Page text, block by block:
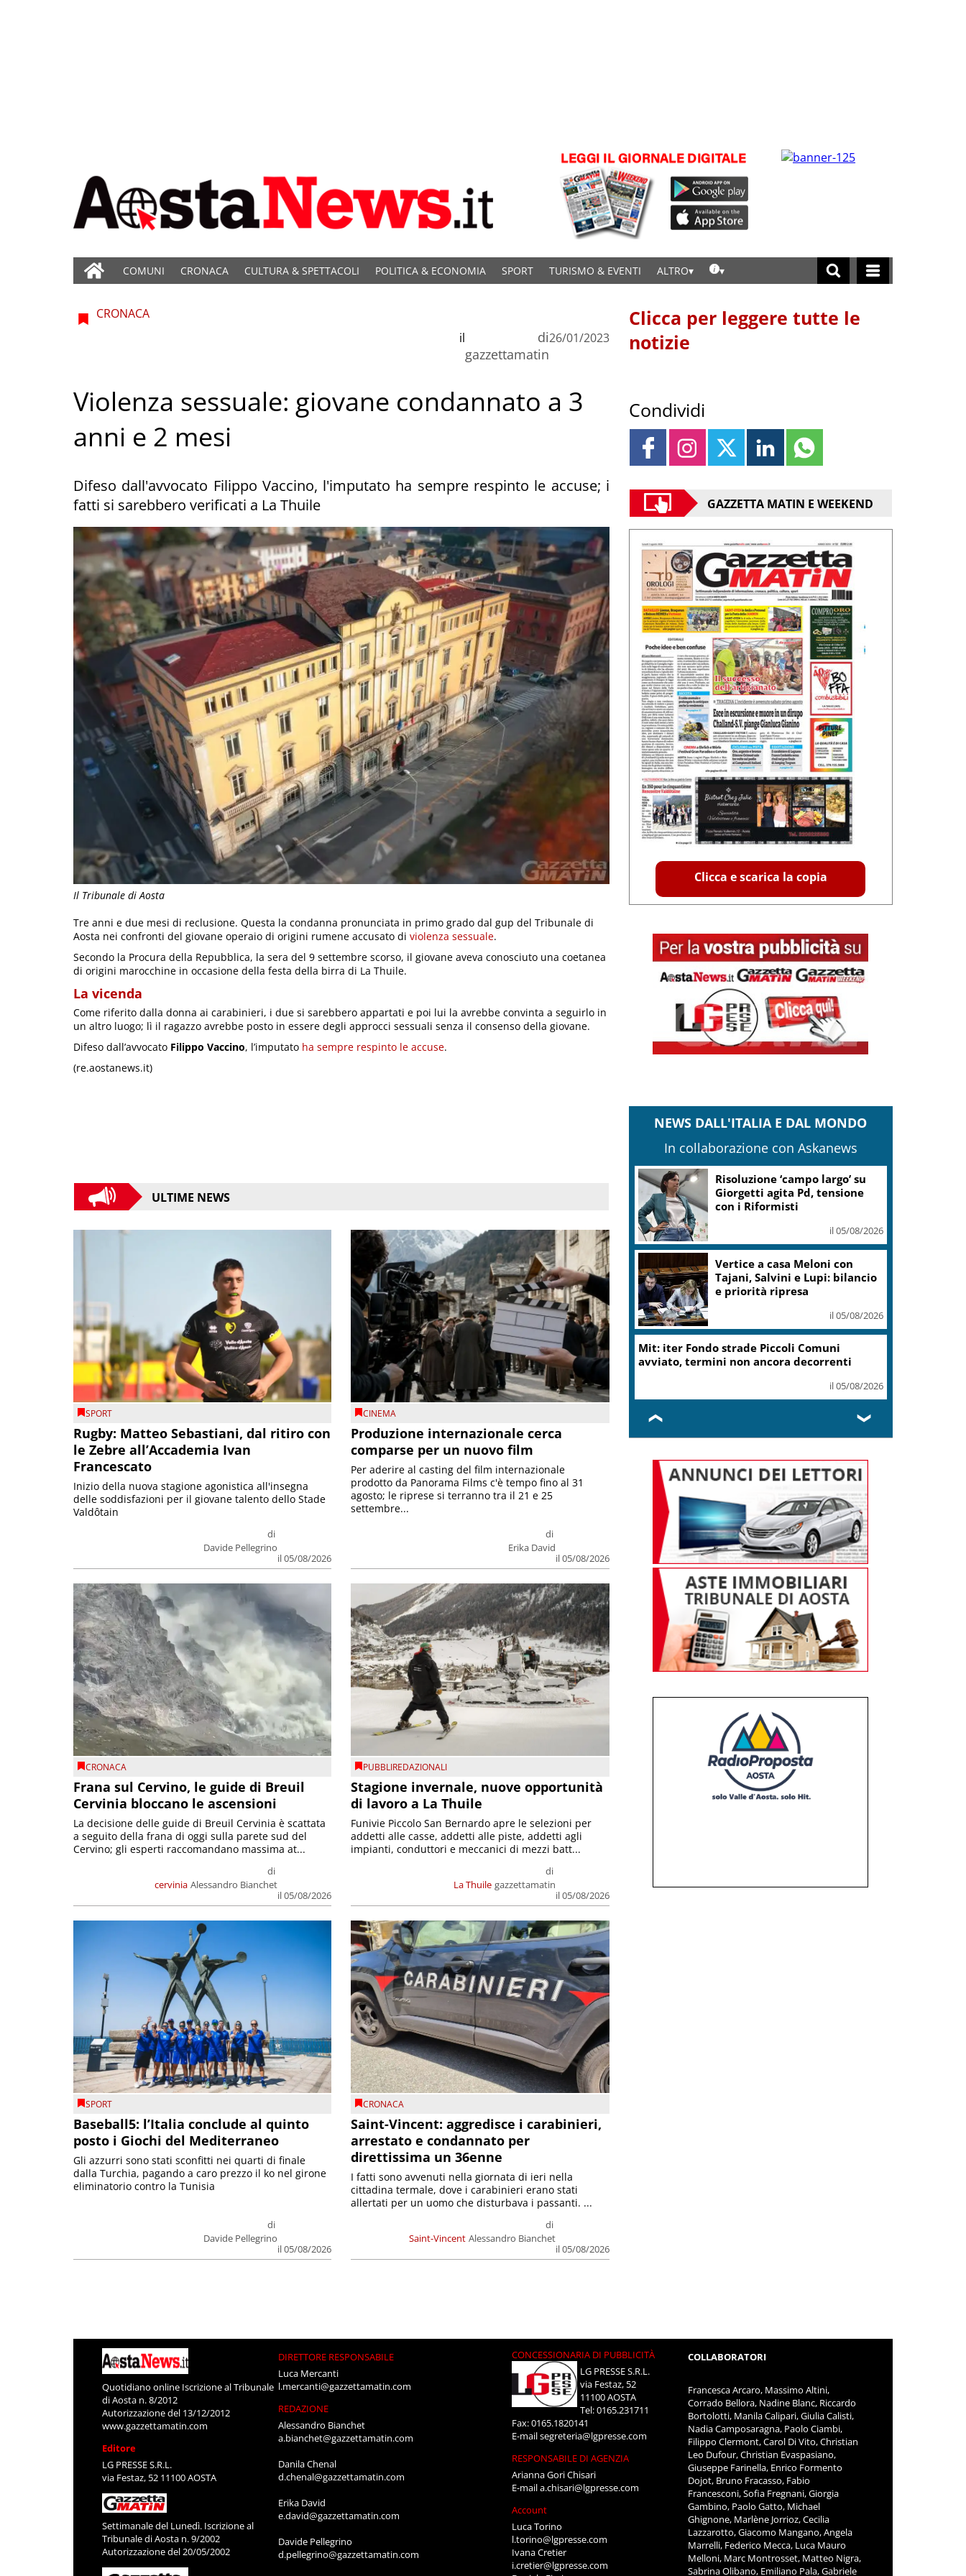
COMUNI CRONACA CULTURA & SPETTACOLI POLITICA & ECONOMIA SPORT TURISMO & EVENTI ALTRO
Il Tribunale di Aosta
CRONACA
di
gazzettamatin
il 26/01/2023
Violenza sessuale: giovane condannato a 3
anni e 2 mesi
Difeso dall'avvocato Filippo Vaccino, l'imputato ha sempre respinto le accuse; i
fatti si sarebbero verificati a La Thuile
Tre anni e due mesi di reclusione. Questa la condanna pronunciata in primo grado dal gup del Tribunale di
Aosta nei confronti del giovane operaio di origini rumene accusato di violenza sessuale.
Secondo la Procura della Repubblica, la sera del 9 settembre scorso, il giovane aveva conosciuto una coetanea
di origini marocchine in occasione della festa della birra di La Thuile.
La vicenda
Come riferito dalla donna ai carabinieri, i due si sarebbero appartati e poi lui la avrebbe convinta a seguirlo in
un altro luogo; lì il ragazzo avrebbe posto in essere degli approcci sessuali senza il consenso della giovane.
Difeso dall’avvocato Filippo Vaccino, l’imputato ha sempre respinto le accuse.
(re.aostanews.it)
ULTIME NEWS
SPORT
Rugby: Matteo Sebastiani, dal ritiro con
le Zebre all’Accademia Ivan
Francescato
di
Davide Pellegrino
il 05/08/2026
Inizio della nuova stagione agonistica all'insegna
delle soddisfazioni per il giovane talento dello Stade
Valdôtain
CINEMA
Produzione internazionale cerca
comparse per un nuovo film
di
Erika David
il 05/08/2026
Per aderire al casting del film internazionale
prodotto da Panorama Films c'è tempo fino al 31
agosto; le riprese si terranno tra il 21 e 25
settembre...
CRONACA
Frana sul Cervino, le guide di Breuil
Cervinia bloccano le ascensioni
cervinia
di
Alessandro Bianchet
il 05/08/2026
La decisione delle guide di Breuil Cervinia è scattata
a seguito della frana di oggi sulla parete sud del
Cervino; gli esperti raccomandano massima at...
PUBBLIREDAZIONALI
Stagione invernale, nuove opportunità
di lavoro a La Thuile
La Thuile
di
gazzettamatin
il 05/08/2026
Funivie Piccolo San Bernardo apre le selezioni per
addetti alle casse, addetti alle piste, addetti agli
impianti, conduttori e meccanici di mezzi batt...
SPORT
Baseball5: l’Italia conclude al quinto
posto i Giochi del Mediterraneo
di
Davide Pellegrino
il 05/08/2026
Gli azzurri sono stati sconfitti nei quarti di finale
dalla Turchia, pagando a caro prezzo il ko nel girone
eliminatorio contro la Tunisia
CRONACA
Saint-Vincent: aggredisce i carabinieri,
arrestato e condannato per
direttissima un 36enne
Saint-Vincent
di
Alessandro Bianchet
il 05/08/2026
I fatti sono avvenuti nella giornata di ieri nella
cittadina termale, dove i carabinieri erano stati
allertati per un uomo che disturbava i passanti. ...
Clicca per leggere tutte le
notizie
Condividi
GAZZETTA MATIN E WEEKEND
Clicca e scarica la copia
NEWS DALL'ITALIA E DAL MONDO
In collaborazione con Askanews
Risoluzione ‘campo largo’ su
Giorgetti agita Pd, tensione
con i Riformisti
il 05/08/2026
Vertice a casa Meloni con
Tajani, Salvini e Lupi: bilancio
e priorità ripresa
il 05/08/2026
Mit: iter Fondo strade Piccoli Comuni
avviato, termini non ancora decorrenti
il 05/08/2026
❮ ❯
Quotidiano online Iscrizione al Tribunale
di Aosta n. 8/2012
Autorizzazione del 13/12/2012
www.gazzettamatin.com
Editore
LG PRESSE S.R.L.
via Festaz, 52 11100 AOSTA
Settimanale del Lunedì. Iscrizione al
Tribunale di Aosta n. 9/2002
Autorizzazione del 20/05/2002
DIRETTORE RESPONSABILE
Luca Mercanti
l.mercanti@gazzettamatin.com
REDAZIONE
Alessandro Bianchet
a.bianchet@gazzettamatin.com
Danila Chenal
d.chenal@gazzettamatin.com
Erika David
e.david@gazzettamatin.com
Davide Pellegrino
d.pellegrino@gazzettamatin.com
CONCESSIONARIA DI PUBBLICITÀ
LG PRESSE S.R.L.
via Festaz, 52
11100 AOSTA
Tel: 0165.231711
Fax: 0165.1820141
E-mailsegreteria@lgpresse.com
RESPONSABILE DI AGENZIA
Arianna Gori Chisari
E-maila.chisari@lgpresse.com
Account
Luca Torino
l.torino@lgpresse.com
Ivana Cretier
i.cretier@lgpresse.com
COLLABORATORI
Francesca Arcaro, Massimo Altini,
Corrado Bellora, Nadine Blanc, Riccardo
Bortolotti, Manila Calipari, Giulia Calisti,
Nadia Camposaragna, Paolo Ciambi,
Filippo Clermont, Carol Di Vito, Christian
Leo Dufour, Christian Evaspasiano,
Giuseppe Farinella, Enrico Formento
Dojot, Bruno Fracasso, Fabio
Francesconi, Sofia Fregnani, Giorgia
Gambino, Paolo Gatto, Michael
Ghignone, Marlène Jorrioz, Cecilia
Lazzarotto, Giacomo Mangano, Angela
Marrelli, Federico Mecca, Luca Mauro
Melloni, Marc Montrosset, Matteo Nigra,
Sabrina Olibano, Emiliano Pala, Gabriele